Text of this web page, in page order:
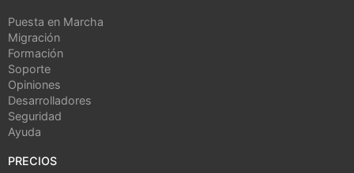
Puesta en Marcha
Migración
Formación
Soporte
Opiniones
Desarrolladores
Seguridad
Ayuda
PRECIOS